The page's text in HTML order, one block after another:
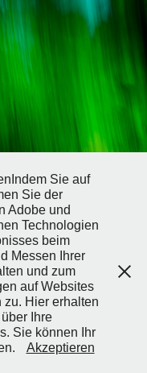
Sie auf
Sie der
Adobe und
Technologien
beim
Messen Ihrer
und zum
auf Websites
zu. Hier erhalten
Ihre
Sie können Ihr
Akzeptieren